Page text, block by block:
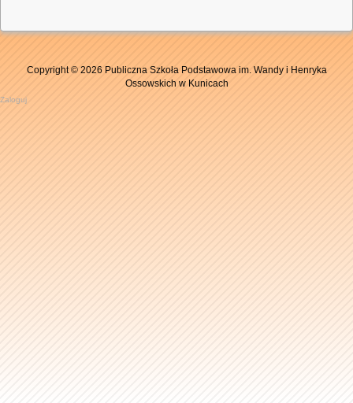
Copyright © 2026 Publiczna Szkoła Podstawowa im. Wandy i Henryka
Ossowskich w Kunicach
Zaloguj